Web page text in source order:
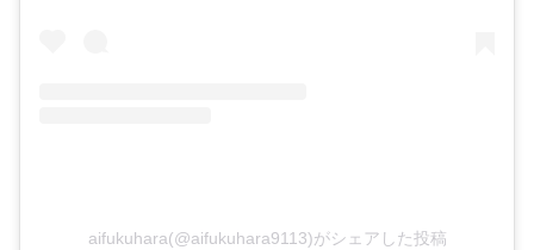
aifukuhara(@aifukuhara9113)がシェアした投稿